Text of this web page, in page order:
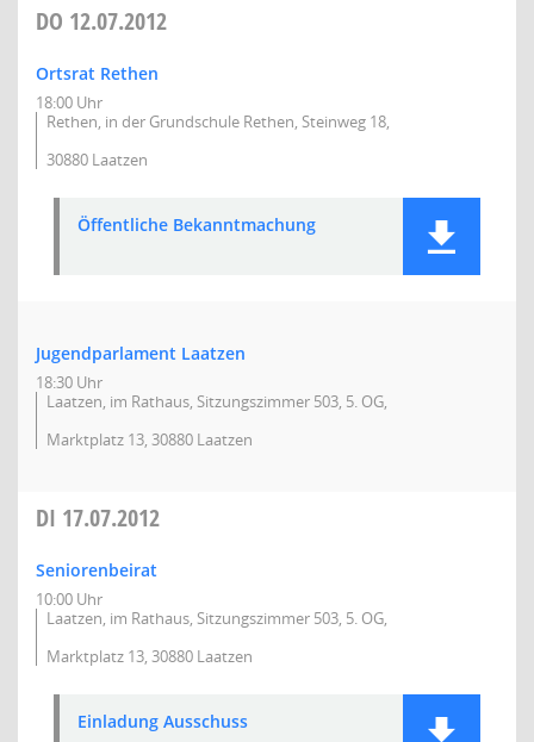
DO 12.07.2012
Ortsrat Rethen
18:00 Uhr
Rethen, in der Grundschule Rethen, Steinweg 18,
30880 Laatzen
Öffentliche Bekanntmachung
Jugendparlament Laatzen
18:30 Uhr
Laatzen, im Rathaus, Sitzungszimmer 503, 5. OG,
Marktplatz 13, 30880 Laatzen
DI 17.07.2012
Seniorenbeirat
10:00 Uhr
Laatzen, im Rathaus, Sitzungszimmer 503, 5. OG,
Marktplatz 13, 30880 Laatzen
Einladung Ausschuss